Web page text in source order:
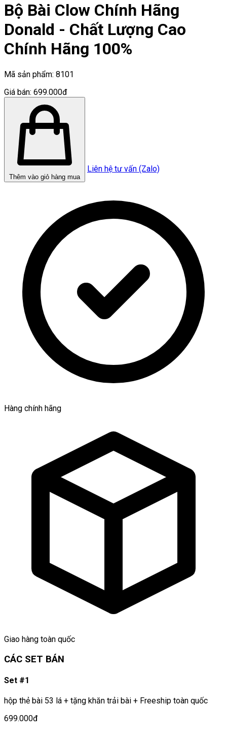
Bộ Bài Clow Chính Hãng
Donald - Chất Lượng Cao
Chính Hãng 100%
Mã sản phẩm: 8101
Giá bán: 699.000đ
Thêm vào giỏ hàng mua
Liên hệ tư vấn (Zalo)
Hàng chính hãng
Giao hàng toàn quốc
CÁC SET BÁN
Set #1
hộp thẻ bài 53 lá + tặng khăn trải bài + Freeship toàn quốc
699.000đ